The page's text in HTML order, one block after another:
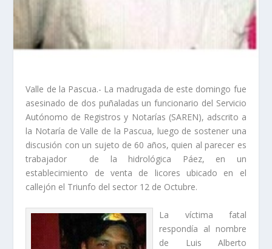
Valle de la Pascua.- La madrugada de este domingo fue
asesinado de dos puñaladas un funcionario del Servicio
Autónomo de Registros y Notarías (SAREN), adscrito a
la Notaría de Valle de la Pascua, luego de sostener una
discusión con un sujeto de 60 años, quien al parecer es
trabajador de la hidrológica Páez, en un
establecimiento de venta de licores ubicado en el
callejón el Triunfo del sector 12 de Octubre.
La víctima fatal
respondía al nombre
de Luis Alberto